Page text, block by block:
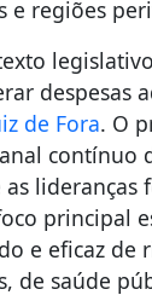
e regiões
despesas
de Fora. O
contínuo
lideranças
principal
e eficaz de
de saúde